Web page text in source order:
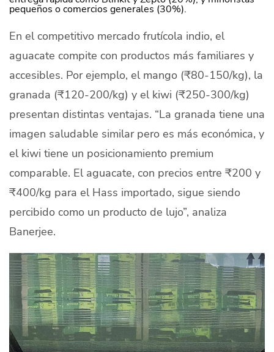
pequeños o comercios generales (30%).
En el competitivo mercado frutícola indio, el
aguacate compite con productos más familiares y
accesibles. Por ejemplo, el mango (₹80-150/kg), la
granada (₹120-200/kg) y el kiwi (₹250-300/kg)
presentan distintas ventajas. “La granada tiene una
imagen saludable similar pero es más económica, y
el kiwi tiene un posicionamiento premium
comparable. El aguacate, con precios entre ₹200 y
₹400/kg para el Hass importado, sigue siendo
percibido como un producto de lujo”, analiza
Banerjee.